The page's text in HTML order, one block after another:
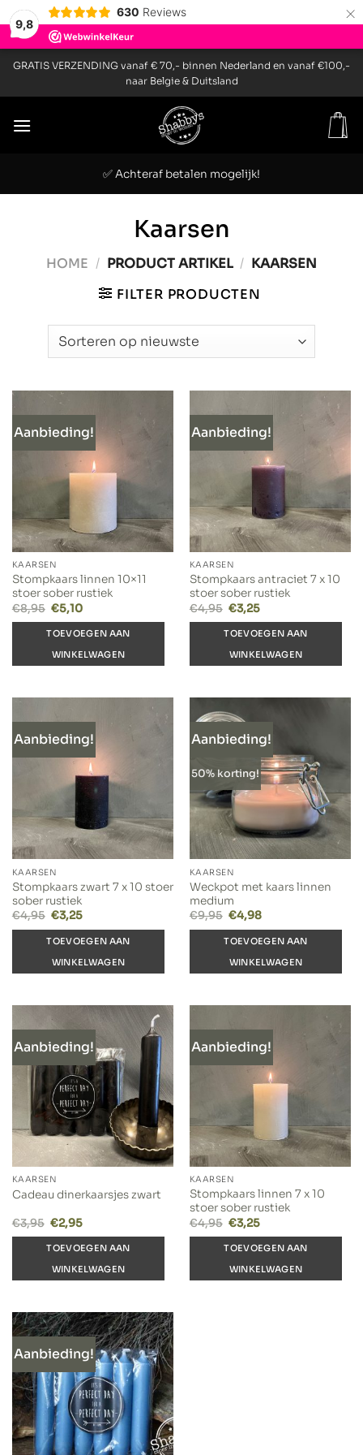
9,8
630 Reviews ×
Ga
inhoud
GRATIS VERZENDING vanaf € 70,- binnen Nederland en vanaf €100,-
naar Belgie & Duitsland
✅ Achteraf betalen mogelijk!
Kaarsen
HOME / PRODUCT ARTIKEL / KAARSEN
FILTER PRODUCTEN
Aanbieding!
KAARSEN
Stompkaars linnen 10×11
stoer sober rustiek
€8,95 Oorspronkelijke
prijs
was:
€8,95.
€5,10Huidige
is:
€5,10.
TOEVOEGEN AAN
WINKELWAGEN
Aanbieding!
KAARSEN
Stompkaars antraciet 7 x 10
stoer sober rustiek
€4,95 Oorspronkelijke
prijs
was:
€4,95.
€3,25Huidige
is:
€3,25.
TOEVOEGEN AAN
WINKELWAGEN
Aanbieding!
KAARSEN
Stompkaars zwart 7 x 10 stoer
sober rustiek
€4,95 Oorspronkelijke
prijs
was:
€4,95.
€3,25Huidige
is:
€3,25.
TOEVOEGEN AAN
WINKELWAGEN
Aanbieding!
50% korting!
KAARSEN
Weckpot met kaars linnen
medium
€9,95 Oorspronkelijke
prijs
was:
€9,95.
€4,98Huidige
is:
€4,98.
TOEVOEGEN AAN
WINKELWAGEN
Aanbieding!
KAARSEN
Cadeau dinerkaarsjes zwart
€3,95 Oorspronkelijke
prijs
was:
€3,95.
€2,95Huidige
is:
€2,95.
TOEVOEGEN AAN
WINKELWAGEN
Aanbieding!
KAARSEN
Stompkaars linnen 7 x 10
stoer sober rustiek
€4,95 Oorspronkelijke
prijs
was:
€4,95.
€3,25Huidige
is:
€3,25.
TOEVOEGEN AAN
WINKELWAGEN
Aanbieding!